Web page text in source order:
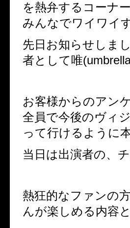
を熱弁するコーナ
みんなでワイワイ
先日お知らせしま
者として唯
お客様からのアン
全員で今後のヴィ
って行けるように
当日は出演者の、
熱狂的なファンの
んが楽しめる内容